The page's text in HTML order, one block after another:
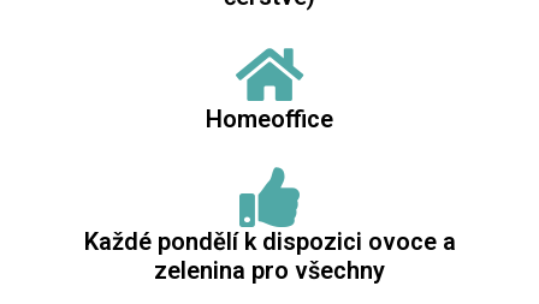
Homeoffice
Každé pondělí k dispozici ovoce a
zelenina pro všechny